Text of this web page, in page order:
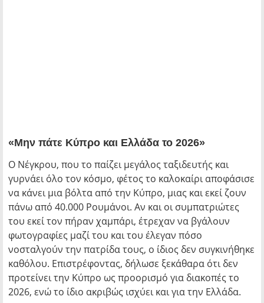
«Μην πάτε Κύπρο και Ελλάδα το 2026»
Ο Νέγκρου, που το παίζει μεγάλος ταξιδευτής και
γυρνάει όλο τον κόσμο, φέτος το καλοκαίρι αποφάσισε
να κάνει μια βόλτα από την Κύπρο, μιας και εκεί ζουν
πάνω από 40.000 Ρουμάνοι. Αν και οι συμπατριώτες
του εκεί τον πήραν χαμπάρι, έτρεχαν να βγάλουν
φωτογραφίες μαζί του και του έλεγαν πόσο
νοσταλγούν την πατρίδα τους, ο ίδιος δεν συγκινήθηκε
καθόλου. Επιστρέφοντας, δήλωσε ξεκάθαρα ότι δεν
προτείνει την Κύπρο ως προορισμό για διακοπές το
2026, ενώ το ίδιο ακριβώς ισχύει και για την Ελλάδα.